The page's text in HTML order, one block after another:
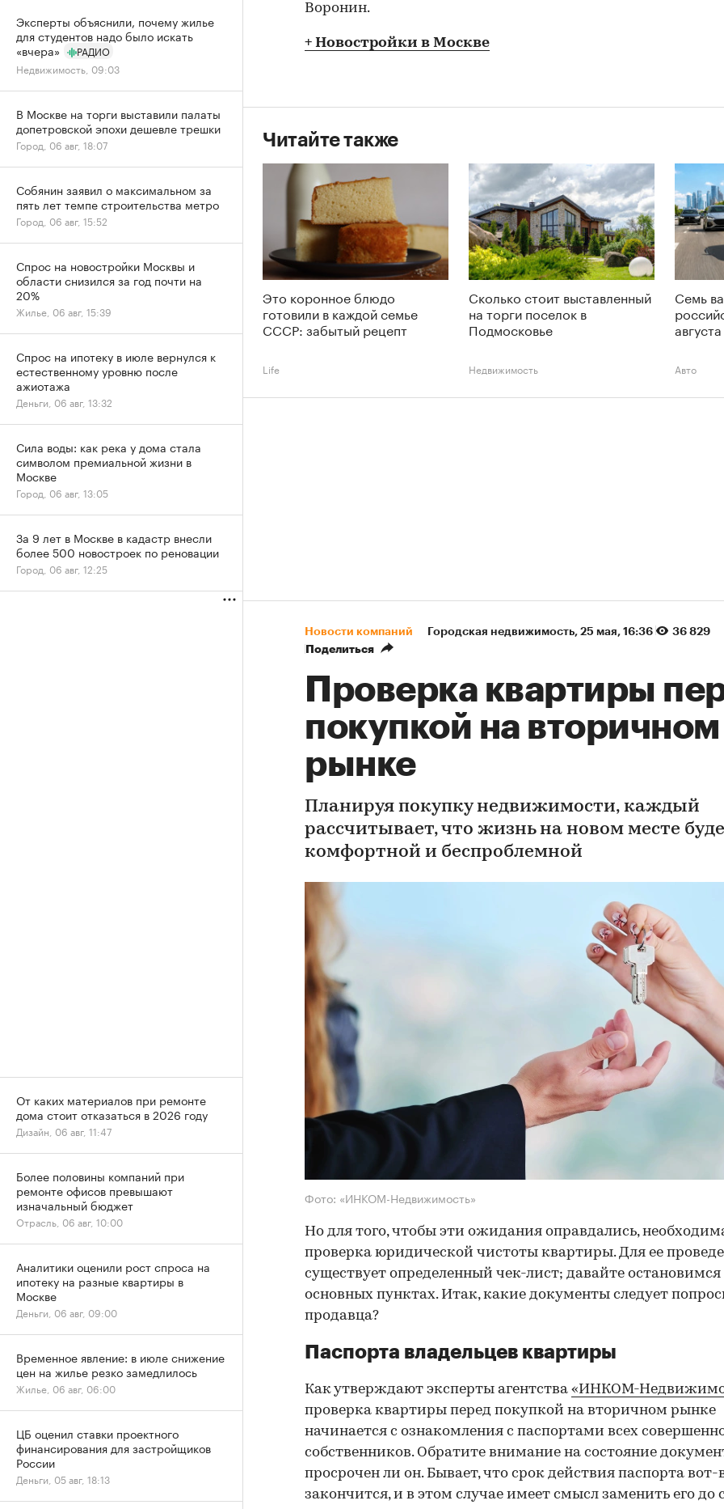
Воронин.
+ Новостройки в Москве
Читайте также
Это коронное блюдо
готовили в каждой семье
СССР: забытый рецепт
Life
Сколько стоит выставленный
на торги поселок в
Подмосковье
Недвижимость
Семь
августа
Авто
Новости компаний Городская недвижимость⁠, 25 мая, 16:36
36 829
Поделиться
Проверка квартиры
покупкой на вторичном
рынке
Планируя покупку недвижимости, каждый
рассчитывает, что жизнь на новом месте
комфортной и беспроблемной
Фото: «ИНКОМ-Недвижимость»
Но для того, чтобы эти ожидания оправдались,
проверка юридической чистоты квартиры. Для ее
существует определенный чек-лист; давайте остановимся
основных пунктах. Итак, какие документы следует
продавца?
Паспорта владельцев квартиры
Как утверждают эксперты агентства «ИНКОМ-
проверка квартиры перед покупкой на вторичном рынке
начинается с ознакомления с паспортами всех
собственников. Обратите внимание на состояние
просрочен ли он. Бывает, что срок действия паспорта вот-
закончится, и в этом случае имеет смысл заменить его до
Эксперты объяснили, почему жилье
для студентов надо было искать
«вчера»
РАДИО
Недвижимость, 09:03
В Москве на торги выставили палаты
допетровской эпохи дешевле трешки
Город, 06 авг, 18:07
Собянин заявил о максимальном за
пять лет темпе строительства метро
Город, 06 авг, 15:52
Спрос на новостройки Москвы и
области снизился за год почти на
20%
Жилье, 06 авг, 15:39
Спрос на ипотеку в июле вернулся к
естественному уровню после
ажиотажа
Деньги, 06 авг, 13:32
Сила воды: как река у дома стала
символом премиальной жизни в
Москве
Город, 06 авг, 13:05
За 9 лет в Москве в кадастр внесли
более 500 новостроек по реновации
Город, 06 авг, 12:25
От каких материалов при ремонте
дома стоит отказаться в 2026 году
Дизайн, 06 авг, 11:47
Более половины компаний при
ремонте офисов превышают
изначальный бюджет
Отрасль, 06 авг, 10:00
Аналитики оценили рост спроса на
ипотеку на разные квартиры в
Москве
Деньги, 06 авг, 09:00
Временное явление: в июле снижение
цен на жилье резко замедлилось
Жилье, 06 авг, 06:00
ЦБ оценил ставки проектного
финансирования для застройщиков
России
Деньги, 05 авг, 18:13